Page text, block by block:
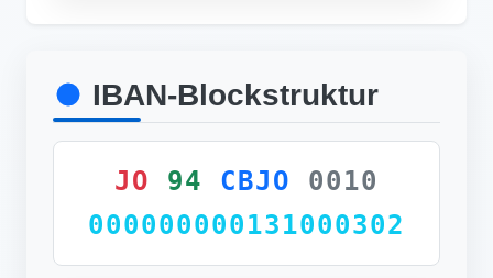
IBAN-Blockstruktur
JO 94 CBJO
0010
000000000131000302